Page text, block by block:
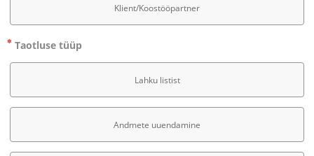
Klient/Koostööpartner
Taotluse tüüp
Lahku listist
Andmete uuendamine